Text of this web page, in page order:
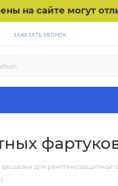
на сайте могут
ЗАКАЗАТЬ ЗВОНОК
вешалки для рентгенозащитной